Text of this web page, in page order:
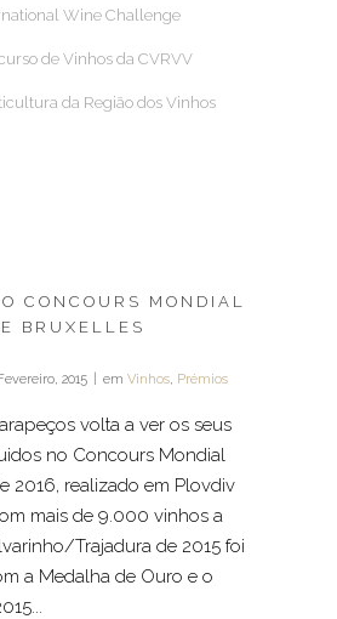
Wine Challenge
de Vinhos da CVRVV
da Região dos Vinhos
CONCOURS MONDIAL
BRUXELLES
2015 em Vinhos, Prémios
volta a ver os seus
no Concours Mondial
2016, realizado em Plovdiv
mais de 9.000 vinhos a
Trajadura de 2015 foi
a Medalha de Ouro e o